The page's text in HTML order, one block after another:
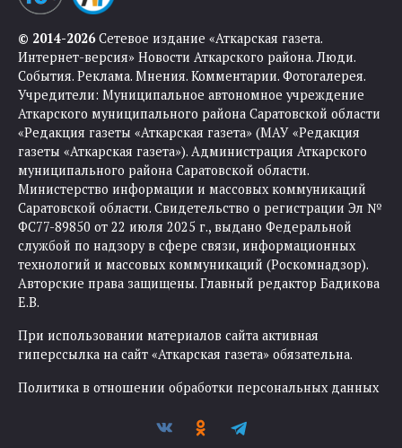
© 2014-2026Сетевое издание «Аткарская газета.
Интернет-версия» Новости Аткарского района. Люди.
События. Реклама. Мнения. Комментарии. Фотогалерея.
Учредители: Муниципальное автономное учреждение
Аткарского муниципального района Саратовской области
«Редакция газеты «Аткарская газета» (МАУ «Редакция
газеты «Аткарская газета»). Администрация Аткарского
муниципального района Саратовской области.
Министерство информации и массовых коммуникаций
Саратовской области. Свидетельство о регистрации Эл №
ФС77-89850 от 22 июля 2025 г., выдано Федеральной
службой по надзору в сфере связи, информационных
технологий и массовых коммуникаций (Роскомнадзор).
Авторские права защищены. Главный редактор Бадикова
Е.В.
При использовании материалов сайта активная
гиперссылка на сайт «Аткарская газета» обязательна.
Политика в отношении обработки персональных данных